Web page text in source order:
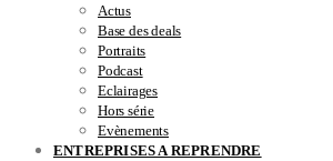
Actus
Base des deals
Portraits
Podcast
Eclairages
Hors série
Evènements
ENTREPRISES A REPRENDRE